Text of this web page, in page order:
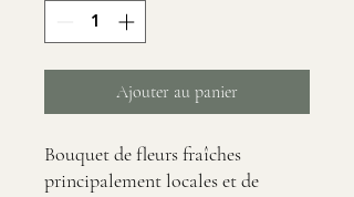
Ajouter au panier
Bouquet de fleurs fraîches
principalement locales et de